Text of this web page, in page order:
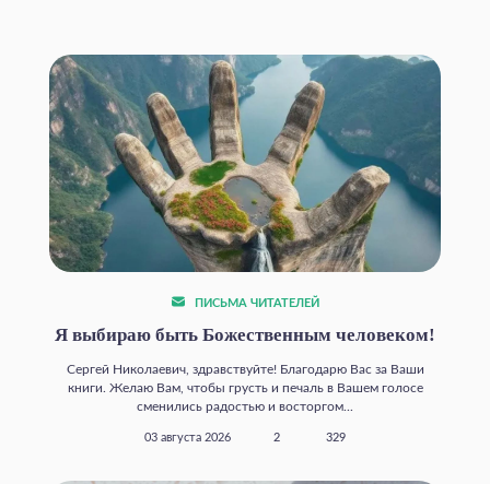
ПИСЬМА ЧИТАТЕЛЕЙ
Я выбираю быть Божественным человеком!
Сергей Николаевич, здравствуйте! Благодарю Вас за Ваши
книги. Желаю Вам, чтобы грусть и печаль в Вашем голосе
сменились радостью и восторгом...
03 августа 2026 2 329